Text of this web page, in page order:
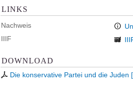
LINKS
Nachweis
IIIF
DOWNLOAD
Die konservative Partei und die Juden [